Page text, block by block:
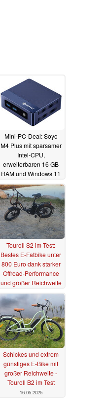
Mini-PC-Deal: Soyo
M4 Plus mit sparsamer
Intel-CPU,
erweiterbaren 16 GB
RAM und Windows 11
Pro für 93 Euro
19.06.2025
Touroll S2 im Test:
Bestes E-Fatbike unter
800 Euro dank starker
Offroad-Performance
und großer Reichweite
13.06.2025
Schickes und extrem
günstiges E-Bike mit
großer Reichweite -
Touroll B2 im Test
16.05.2025